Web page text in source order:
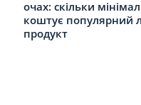
очах: скільки
коштує популярний
продукт